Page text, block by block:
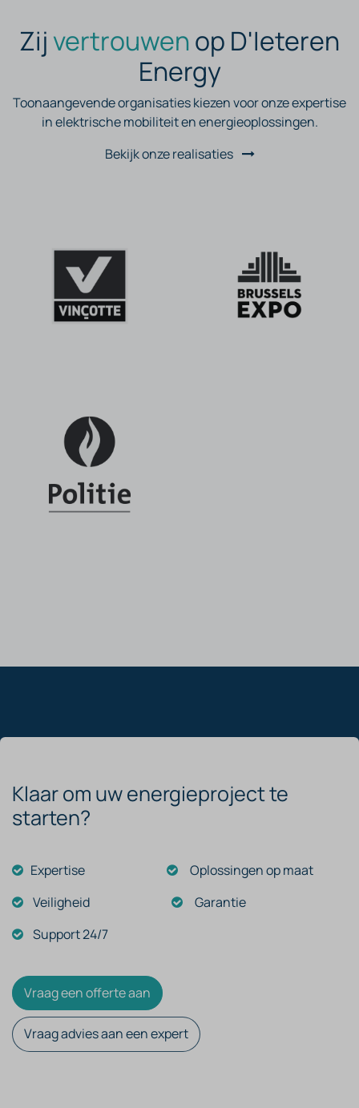
Zij vertrouwenop D'Ieteren
Energy
Toonaangevende organisaties kiezen voor onze expertise
in elektrische mobiliteit en energieoplossingen.
Bekijk onze realisaties
Klaar om uw energieproject te
starten?
Expertise
Oplossingen op maat
Veiligheid
Garantie
Support 24/7
Vraag een offerte aan
Vraag ​​​​advies aan een expert